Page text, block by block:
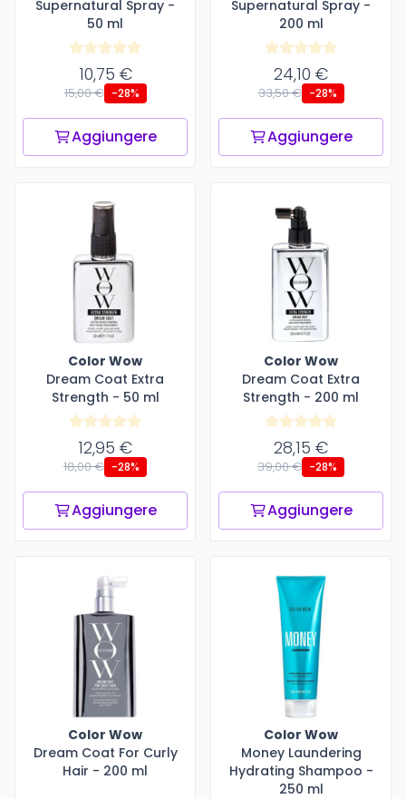
Supernatural Spray -
50 ml
10,75 €
15,00 € -28%
Aggiungere
Supernatural Spray -
200 ml
24,10 €
33,50 € -28%
Aggiungere
Color Wow
Dream Coat Extra
Strength - 50 ml
12,95 €
18,00 € -28%
Aggiungere
Color Wow
Dream Coat Extra
Strength - 200 ml
28,15 €
39,00 € -28%
Aggiungere
Color Wow
Dream Coat For Curly
Hair - 200 ml
Color Wow
Money Laundering
Hydrating Shampoo -
250 ml